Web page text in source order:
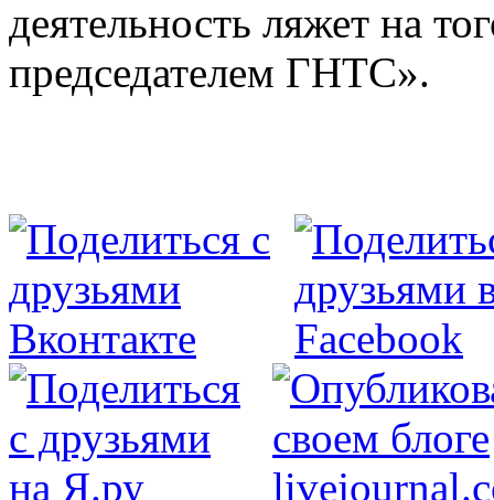
деятельность ляжет на
председателем ГНТС».